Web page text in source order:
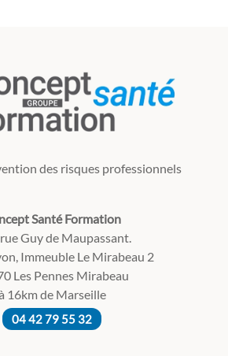
des risques professionnels
Santé Formation
Guy de Maupassant.
Immeuble Le Mirabeau 2
Les Pennes Mirabeau
16km de Marseille
04 42 79 55 32